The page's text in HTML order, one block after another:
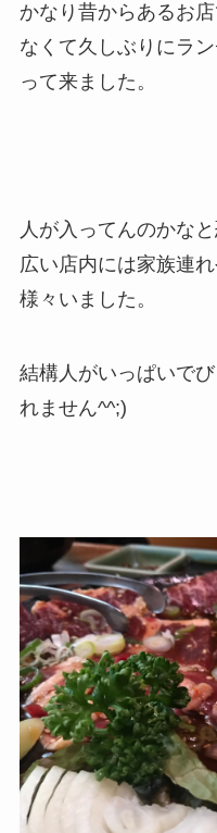
かなり昔からあるお
なくて久しぶりにラ
って来ました。
人が入ってんのかな
広い店内には家族連
様々いました。
結構人がいっぱいで
れません^^;)